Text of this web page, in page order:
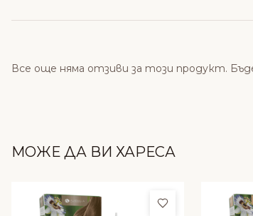
Все още няма отзиви за този продукт.
МОЖЕ ДА ВИ ХАРЕСА
Добави в